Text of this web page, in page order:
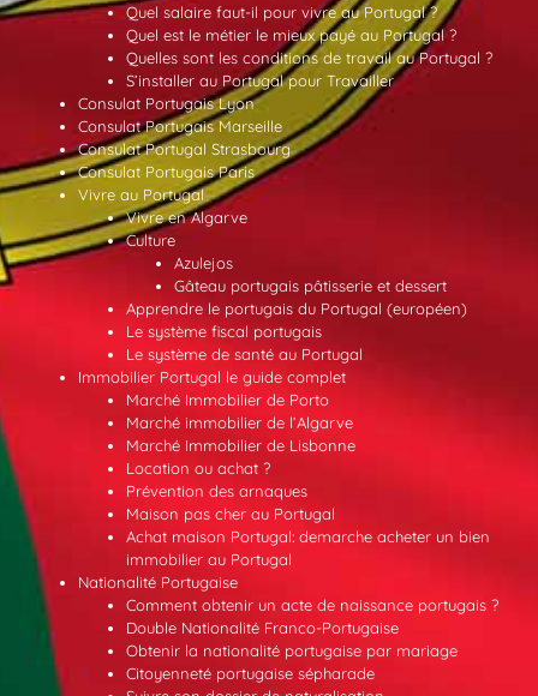
Quel salaire faut-il pour vivre au Portugal ?
Quel est le métier le mieux payé au Portugal ?
Quelles sont les conditions de travail au Portugal ?
S’installer au Portugal pour Travailler
Consulat Portugais Lyon
Consulat Portugais Marseille
Consulat Portugal Strasbourg
Consulat Portugais Paris
Vivre au Portugal
Vivre en Algarve
Culture
Azulejos
Gâteau portugais pâtisserie et dessert
Apprendre le portugais du Portugal (européen)
Le système fiscal portugais
Le système de santé au Portugal
Immobilier Portugal le guide complet
Marché Immobilier de Porto
Marché immobilier de l’Algarve
Marché Immobilier de Lisbonne
Location ou achat ?
Prévention des arnaques
Maison pas cher au Portugal
Achat maison Portugal: demarche acheter un bien
immobilier au Portugal
Nationalité Portugaise
Comment obtenir un acte de naissance portugais ?
Double Nationalité Franco-Portugaise
Obtenir la nationalité portugaise par mariage
Citoyenneté portugaise sépharade